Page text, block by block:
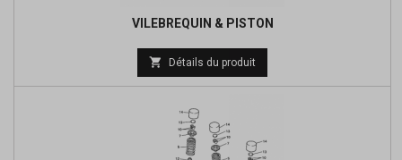
VILEBREQUIN & PISTON
Prix
de
 Détails du produit